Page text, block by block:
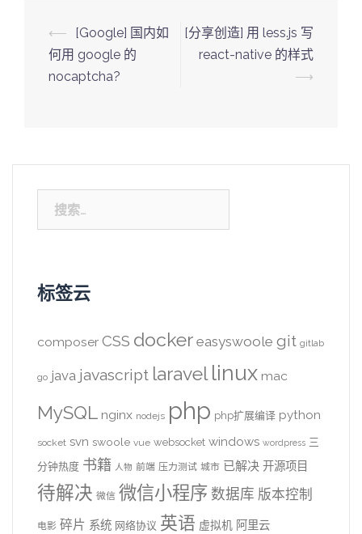
Post
navigation
⟵
[Google] 国内如
何用 google 的
nocaptcha?
[分享创造] 用 less.js 写
react-native 的样式
⟶
索：
标签云
composer CSS docker easyswoole git gitlab
go java javascript laravel linux mac
MySQL nginx nodejs php php扩展编译 python
socket svn swoole vue websocket windows wordpress 三
分钟热度 书籍 人物 前端 压力测试 城市 已解决 开源项目
待解决 微信 微信小程序 数据库 版本控制
电影 碎片 系统 网络协议 英语 虚拟机 阿里云